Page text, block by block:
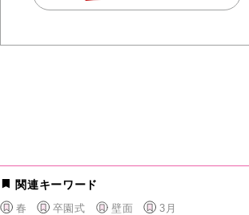
関連キーワード
春 卒園式 壁面 3月